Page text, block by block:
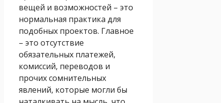
вещей и возможностей – это
нормальная практика для
подобных проектов. Главное
– это отсутствие
обязательных платежей,
комиссий, переводов и
прочих сомнительных
явлений, которые могли бы